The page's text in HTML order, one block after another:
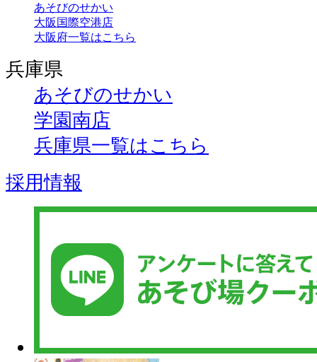
あそびのせかい
大阪国際空港店
大阪府一覧はこちら
兵庫県
あそびのせかい
学園南店
兵庫県一覧はこちら
採用情報